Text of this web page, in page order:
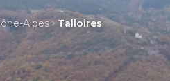
Alpes Talloires